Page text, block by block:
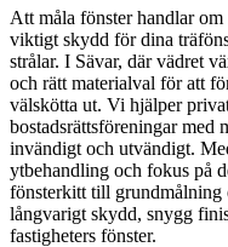
Att måla fönster handlar
viktigt skydd för dina
strålar. I Sävar, där vädret
och rätt materialval för att
välskötta ut. Vi hjälper
bostadsrättsföreningar med
invändigt och utvändigt.
ytbehandling och fokus på
fönsterkitt till grundmålning
långvarigt skydd, snygg
fastigheters fönster.